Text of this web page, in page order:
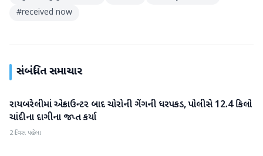
#received now
સંબંધિત સમાચાર
રાષ્ટ્રીય
રાયબરેલીમાં એન્કાઉન્ટર બાદ ચોરોની ગેંગની ધરપકડ, પોલીસે 12.4 કિલો
ચાંદીના દાગીના જપ્ત કર્યા
2 દિવસ પહેલા